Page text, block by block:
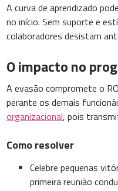
A curva de aprendizado
no início. Sem suporte e
colaboradores desistam
O impacto no
A evasão compromete o
perante os demais
organizacional, pois
Como resolver
Celebre pequenas
primeira reunião